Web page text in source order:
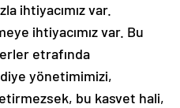
ihtiyacımız var.
ihtiyacımız var. Bu
etrafında
yönetimimizi,
bu kasvet hali,